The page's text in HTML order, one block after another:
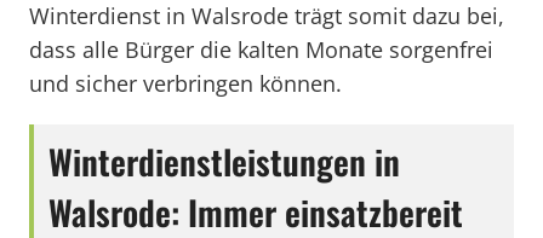
Winterdienst in Walsrode trägt somit dazu bei,
dass alle Bürger die kalten Monate sorgenfrei
und sicher verbringen können.
Winterdienstleistungen in
Walsrode: Immer einsatzbereit